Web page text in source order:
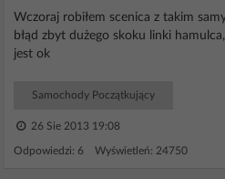
Wczoraj robiłem scenica z takim
błąd zbyt dużego skoku linki
jest ok
Samochody Początkujący
26 Sie 2013 19:08
Odpowiedzi: 6 Wyświetleń: 24750